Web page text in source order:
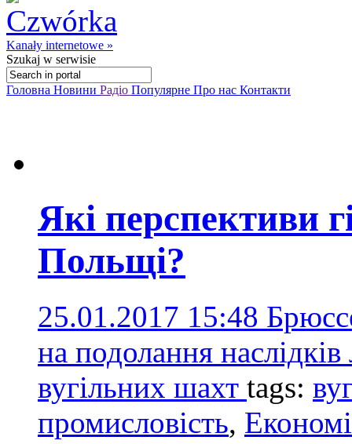
Kanały internetowe »
Szukaj w serwisie
Головна Новини Радіо Популярне Про нас Контакти
Які перспективи
Польщі?
25.01.2017 15:48
на подолання наслідків
вугільних шахт tags:
промисловість,